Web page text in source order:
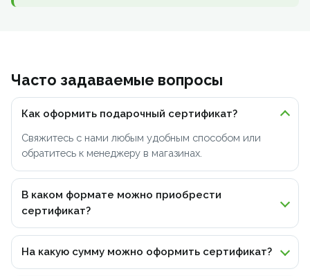
Часто задаваемые вопросы
Как оформить подарочный сертификат?
Свяжитесь с нами любым удобным способом или
обратитесь к менеджеру в магазинах.
В каком формате можно приобрести
сертификат?
Доступен электронный формат и физическая
ламинированная версия. На изготовление физической
На какую сумму можно оформить сертификат?